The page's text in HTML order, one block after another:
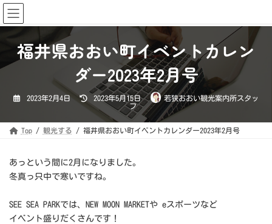
コ
ン
テ
キ
ナ
ビ
ゲ
に
福井県おおい町イベントカレン
ダー2023年2月号
2023年2月4日
最
終
更
日
時
2023年5月15日
若狭おおい観光案内所スタッ
フ
Top 観光する 福井県おおい町イベントカレンダー2023年2月号
あっという間に2月になりました。
冬真っ只中で寒いですね。
SEE SEA PARKでは、NEW MOON MARKETや eスポーツなど
イベント盛りだくさんです！